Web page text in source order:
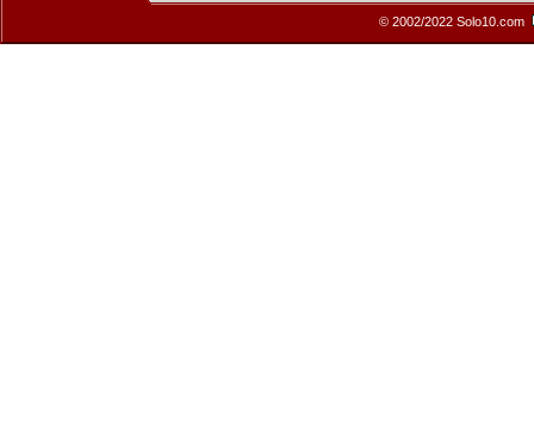
© 2002/2022 Solo10.com